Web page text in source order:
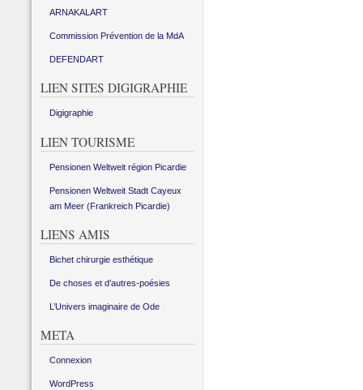
ARNAKALART
Commission Prévention de la MdA
DEFENDART
LIEN SITES DIGIGRAPHIE
Digigraphie
LIEN TOURISME
Pensionen Weltweit région Picardie
Pensionen Weltweit Stadt Cayeux
am Meer (Frankreich Picardie)
LIENS AMIS
Bichet chirurgie esthétique
De choses et d’autres-poésies
L’Univers imaginaire de Ode
META
Connexion
WordPress